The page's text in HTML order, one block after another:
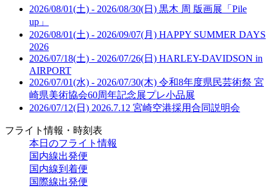
2026/08/01(土) - 2026/08/30(日) 黒木 周 版画展「Pile
up」
2026/08/01(土) - 2026/09/07(月) HAPPY SUMMER DAYS
2026
2026/07/18(土) - 2026/07/26(日) HARLEY-DAVIDSON in
AIRPORT
2026/07/01(水) - 2026/07/30(木) 令和8年度県民芸術祭 宮
崎県美術協会60周年記念展プレ小品展
2026/07/12(日) 2026.7.12 宮崎空港採用合同説明会
フライト情報・時刻表
本日のフライト情報
国内線出発便
国内線到着便
国際線出発便